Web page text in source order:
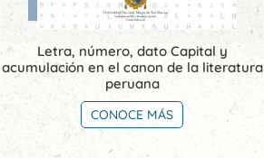
Letra, número, dato Capital y
acumulación en el canon de la literatura
peruana
CONOCE MÁS